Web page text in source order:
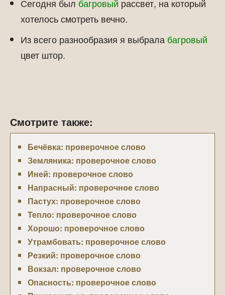
Сегодня был багровый рассвет, на который
хотелось смотреть вечно.
Из всего разнообразия я выбрала багровый
цвет штор.
Смотрите также:
Бечёвка: проверочное слово
Земляника: проверочное слово
Иней: проверочное слово
Напрасный: проверочное слово
Пастух: проверочное слово
Тепло: проверочное слово
Хорошо: проверочное слово
Утрамбовать: проверочное слово
Резкий: проверочное слово
Вокзал: проверочное слово
Опасность: проверочное слово